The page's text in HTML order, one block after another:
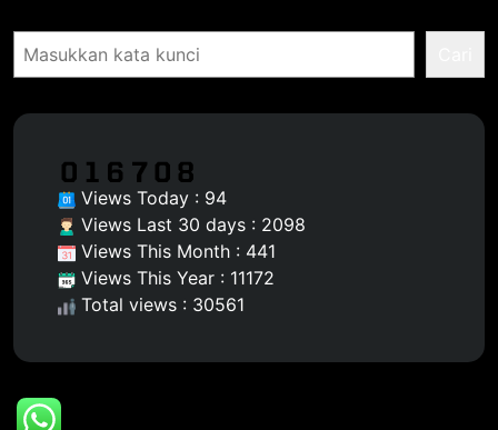
Views Today : 94
Views Last 30 days : 2098
Views This Month : 441
Views This Year : 11172
Total views : 30561